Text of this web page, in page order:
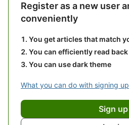
Register as a new user
conveniently
You get articles that match
You can efficiently read
You can use dark theme
What you can do with signing up
Sign up